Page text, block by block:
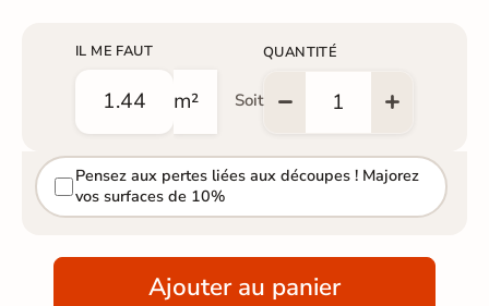
IL ME FAUT
m² Soit
QUANTITÉ
Pensez aux pertes liées aux découpes ! Majorez
vos surfaces de 10%
Ajouter au panier